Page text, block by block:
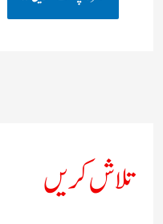
تلاش کریں